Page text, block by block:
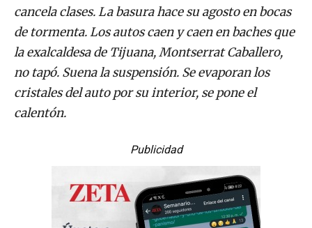
cancela clases. La basura hace su agosto en bocas
de tormenta. Los autos caen y caen en baches que
la exalcaldesa de Tijuana, Montserrat Caballero,
no tapó. Suena la suspensión. Se evaporan los
cristales del auto por su interior, se pone el
calentón.
Publicidad